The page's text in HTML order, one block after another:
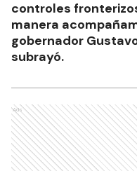
controles
manera
gobernador
subrayó.
Ads